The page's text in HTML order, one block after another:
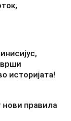
историјата!
правила